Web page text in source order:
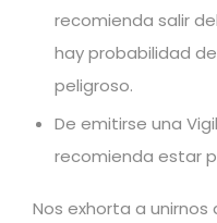
recomienda salir
hay probabilidad
peligroso.
De emitirse una
recomienda estar
Nos exhorta a